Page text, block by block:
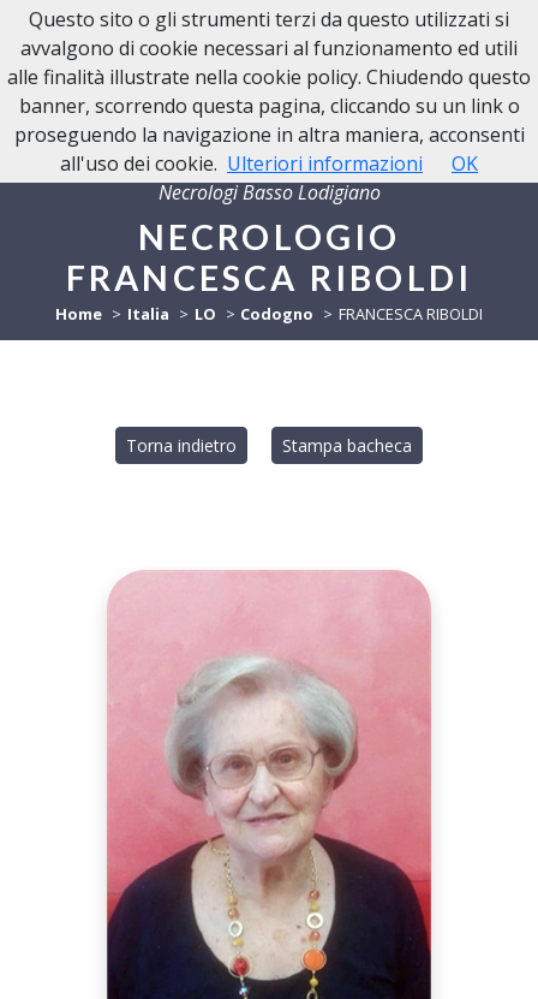
Necrologi Basso Lodigiano
NECROLOGIO
FRANCESCA RIBOLDI
Home Italia LO Codogno FRANCESCA RIBOLDI
Torna indietro Stampa bacheca
Questo sito o gli strumenti terzi da questo utilizzati si
avvalgono di cookie necessari al funzionamento ed utili
alle finalità illustrate nella cookie policy. Chiudendo questo
banner, scorrendo questa pagina, cliccando su un link o
proseguendo la navigazione in altra maniera, acconsenti
all'uso dei cookie. Ulteriori informazioni OK